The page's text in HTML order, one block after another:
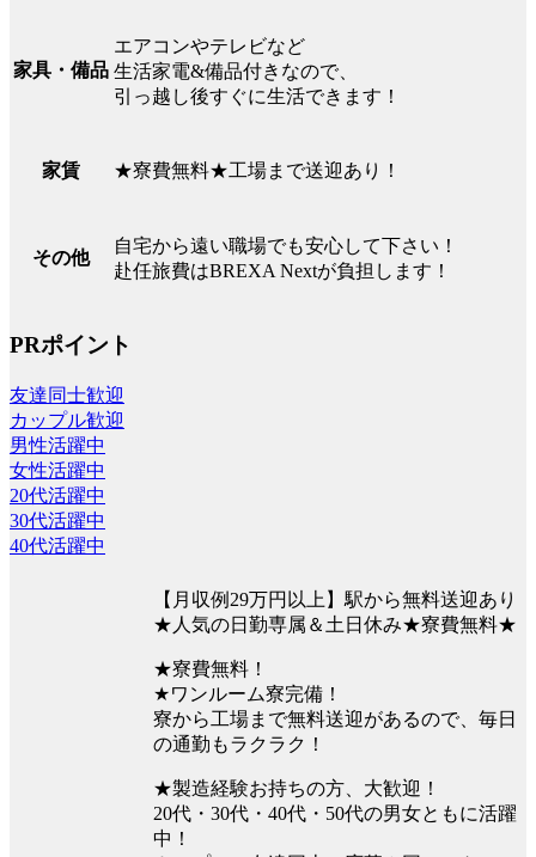
家具・備品
エアコンやテレビなど
生活家電&備品付きなので、
引っ越し後すぐに生活できます！
家賃 ★寮費無料★工場まで送迎あり！
その他
自宅から遠い職場でも安心して下さい！
赴任旅費はBREXA Nextが負担します！
PRポイント
友達同士歓迎
カップル歓迎
男性活躍中
女性活躍中
20代活躍中
30代活躍中
40代活躍中
【月収例29万円以上】駅から無料送迎あり
★人気の日勤専属＆土日休み★寮費無料★
★寮費無料！
★ワンルーム寮完備！
寮から工場まで無料送迎があるので、毎日
の通勤もラクラク！
★製造経験お持ちの方、大歓迎！
20代・30代・40代・50代の男女ともに活躍
中！